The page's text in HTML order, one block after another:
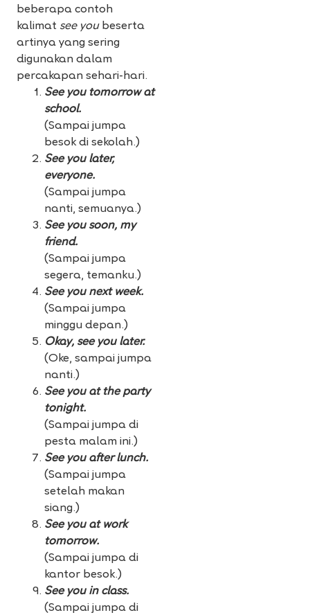
beberapa contoh
kalimat see youbeserta
artinya yang sering
digunakan dalam
percakapan sehari-hari.
See you tomorrow at
school.
(Sampai jumpa
besok di sekolah.)
See you later,
everyone.
(Sampai jumpa
nanti, semuanya.)
See you soon, my
friend.
(Sampai jumpa
segera, temanku.)
See you next week.
(Sampai jumpa
minggu depan.)
Okay, see you later.
(Oke, sampai jumpa
nanti.)
See you at the party
tonight.
(Sampai jumpa di
pesta malam ini.)
See you after lunch.
(Sampai jumpa
setelah makan
siang.)
See you at work
tomorrow.
(Sampai jumpa di
kantor besok.)
See you in class.
(Sampai jumpa di